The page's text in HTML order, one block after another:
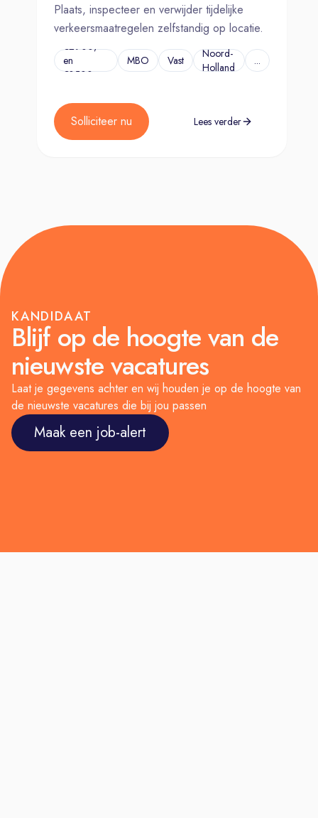
Plaats, inspecteer en verwijder tijdelijke
verkeersmaatregelen zelfstandig op locatie.
€2900,-
en
€3500,-
MBO Vast
Noord-
Holland
...
Solliciteer nu Lees verder
KANDIDAAT
Blijf op de hoogte van de
nieuwste vacatures
Laat je gegevens achter en wij houden je op de hoogte van
de nieuwste vacatures die bij jou passen
Maak een job-alert